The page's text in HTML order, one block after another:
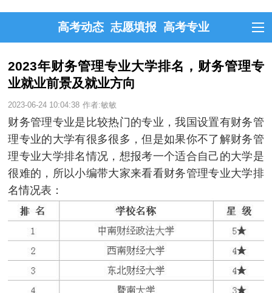
高考动态 志愿填报 高考专业
2023年财务管理专业大学排名，财务管理专
业就业前景及就业方向
2023-06-24 10:04:38 作者:敏敏
财务管理专业是比较热门的专业，我国设置有财务管
理专业的大学有很多很多，但是如果你不了解财务管
理专业大学排名情况，想报考一个适合自己的大学是
很难的，所以小编带大家来看看财务管理专业大学排
名情况表：